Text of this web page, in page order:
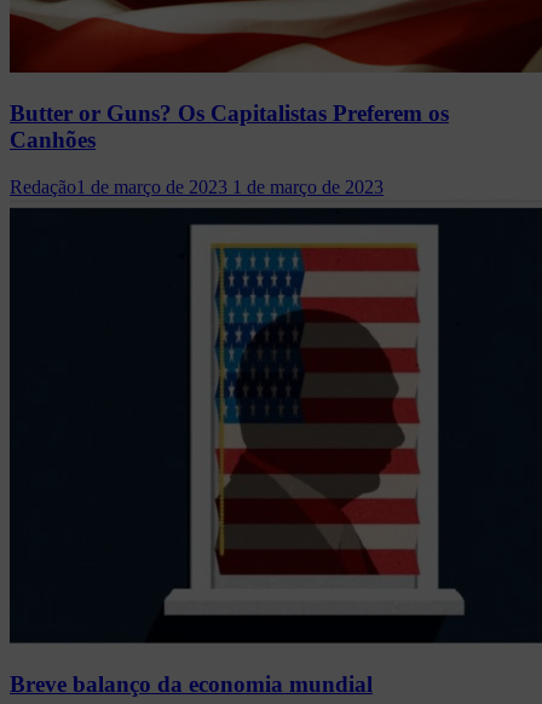
Butter or Guns? Os Capitalistas Preferem os
Canhões
Redação1 de março de 2023 1 de março de 2023
Breve balanço da economia mundial